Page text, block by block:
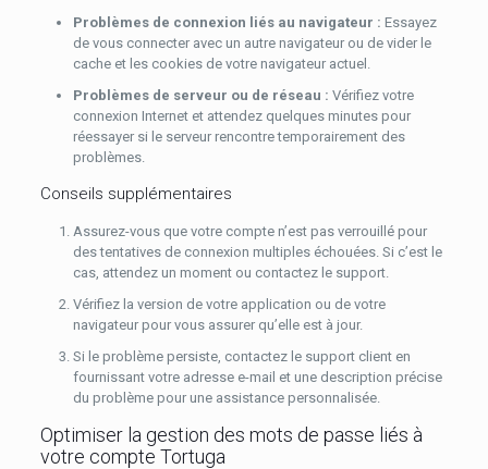
Problèmes de connexion liés au navigateur : Essayez
de vous connecter avec un autre navigateur ou de vider le
cache et les cookies de votre navigateur actuel.
Problèmes de serveur ou de réseau : Vérifiez votre
connexion Internet et attendez quelques minutes pour
réessayer si le serveur rencontre temporairement des
problèmes.
Conseils supplémentaires
Assurez-vous que votre compte n’est pas verrouillé pour
des tentatives de connexion multiples échouées. Si c’est le
cas, attendez un moment ou contactez le support.
Vérifiez la version de votre application ou de votre
navigateur pour vous assurer qu’elle est à jour.
Si le problème persiste, contactez le support client en
fournissant votre adresse e-mail et une description précise
du problème pour une assistance personnalisée.
Optimiser la gestion des mots de passe liés à
votre compte Tortuga